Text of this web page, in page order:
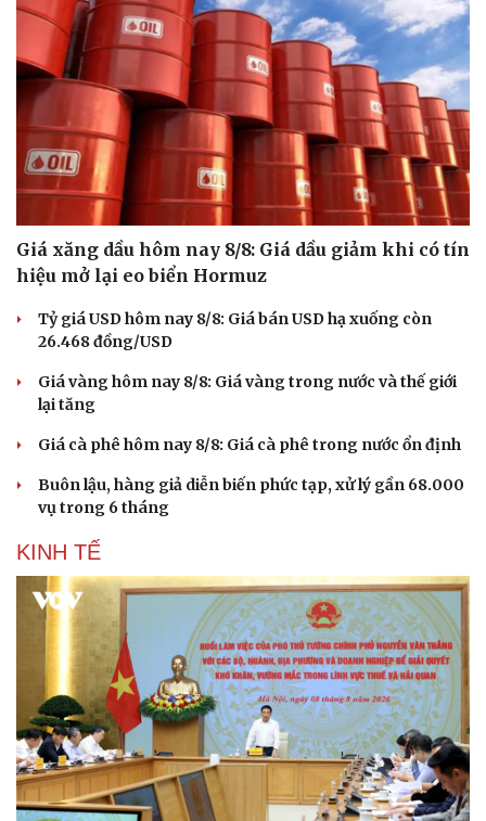
Săn Tour
check-in
Đọc truyện đêm khuya
Cửa sổ tình yêu
Kể chuyện cho bé
Hạt giống tâm hồn
Giá xăng dầu hôm nay 8/8: Giá dầu giảm khi có tín
hiệu mở lại eo biển Hormuz
Tỷ giá USD hôm nay 8/8: Giá bán USD hạ xuống còn
26.468 đồng/USD
Giá vàng hôm nay 8/8: Giá vàng trong nước và thế giới
lại tăng
Giá cà phê hôm nay 8/8: Giá cà phê trong nước ổn định
Buôn lậu, hàng giả diễn biến phức tạp, xử lý gần 68.000
vụ trong 6 tháng
KINH TẾ